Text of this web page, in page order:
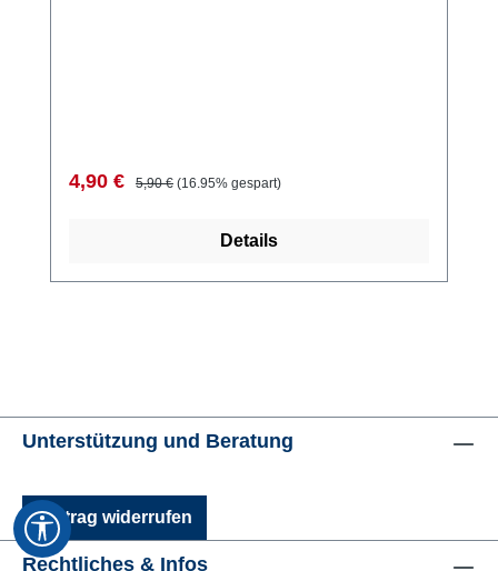
Verkaufspreis:
4,90 € Regulärer Preis:
5,90 € (16.95% gespart)
Details
Unterstützung und Beratung
Vertrag widerrufen
Rechtliches & Infos
Werkzeugleiste anzeigen